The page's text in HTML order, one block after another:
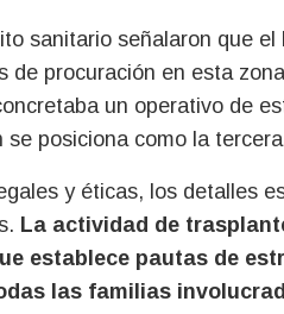
sanitario señalaron que
de procuración en esta
un operativo de
se posiciona como la
y éticas, los detalles
La actividad de
establece pautas de
las familias